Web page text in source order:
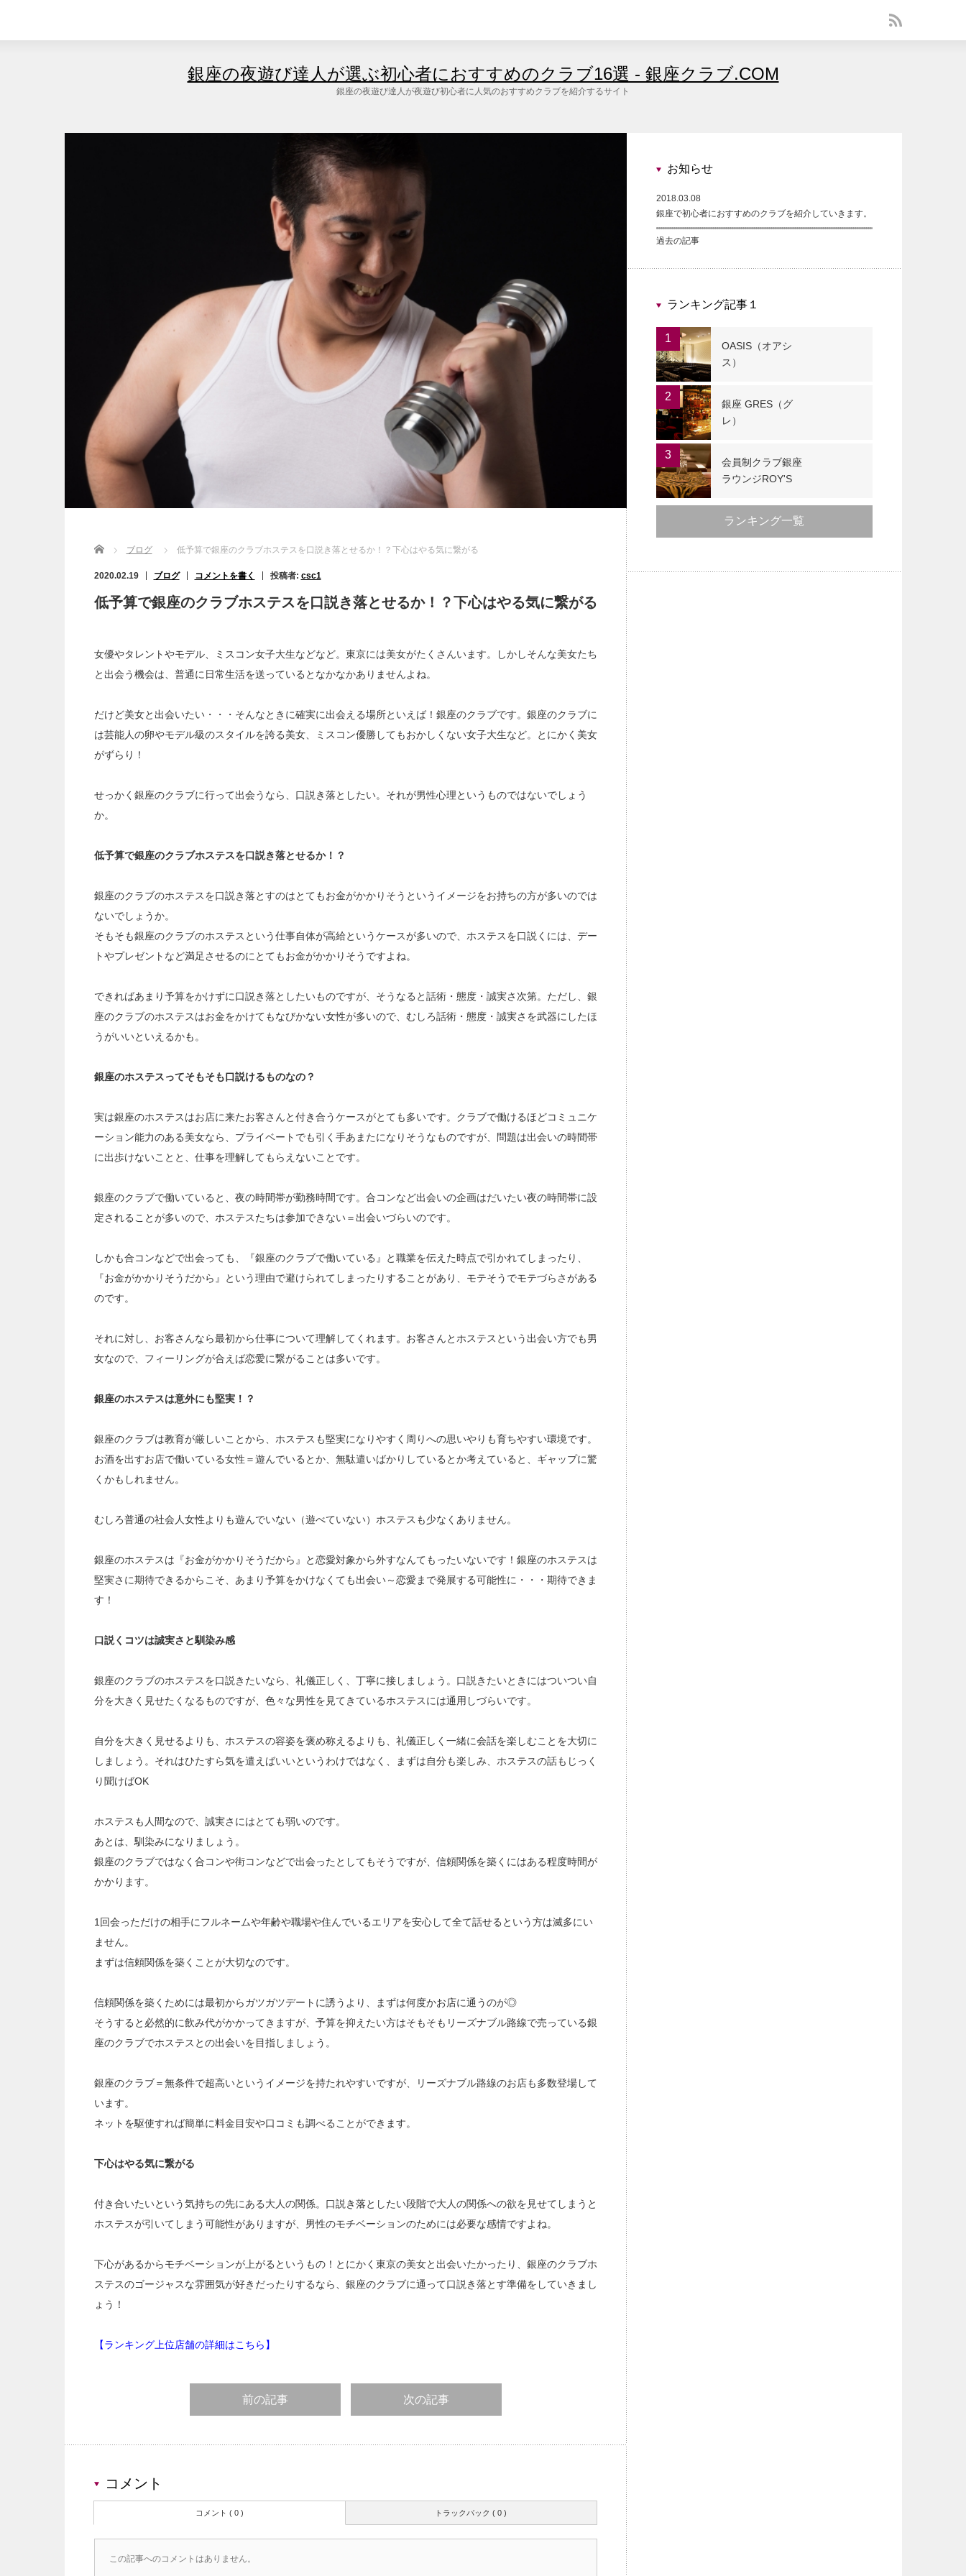
銀座の夜遊び達人が選ぶ初心者におすすめのクラブ16選 - 銀座クラブ.COM
銀座の夜遊び達人が夜遊び初心者に人気のおすすめクラブを紹介するサイト
Home ブログ 低予算で銀座のクラブホステスを口説き落とせるか！？下心はやる気に繋がる
2020.02.19 ブログ コメントを書く 投稿者: csc1
低予算で銀座のクラブホステスを口説き落とせるか！？下心はやる気に繋がる
女優やタレントやモデル、ミスコン女子大生などなど。東京には美女がたくさんいます。しかしそんな美女たち
と出会う機会は、普通に日常生活を送っているとなかなかありませんよね。
だけど美女と出会いたい・・・そんなときに確実に出会える場所といえば！銀座のクラブです。銀座のクラブに
は芸能人の卵やモデル級のスタイルを誇る美女、ミスコン優勝してもおかしくない女子大生など。とにかく美女
がずらり！
せっかく銀座のクラブに行って出会うなら、口説き落としたい。それが男性心理というものではないでしょう
か。
低予算で銀座のクラブホステスを口説き落とせるか！？
銀座のクラブのホステスを口説き落とすのはとてもお金がかかりそうというイメージをお持ちの方が多いのでは
ないでしょうか。
そもそも銀座のクラブのホステスという仕事自体が高給というケースが多いので、ホステスを口説くには、デー
トやプレゼントなど満足させるのにとてもお金がかかりそうですよね。
できればあまり予算をかけずに口説き落としたいものですが、そうなると話術・態度・誠実さ次第。ただし、銀
座のクラブのホステスはお金をかけてもなびかない女性が多いので、むしろ話術・態度・誠実さを武器にしたほ
うがいいといえるかも。
銀座のホステスってそもそも口説けるものなの？
実は銀座のホステスはお店に来たお客さんと付き合うケースがとても多いです。クラブで働けるほどコミュニケ
ーション能力のある美女なら、プライベートでも引く手あまたになりそうなものですが、問題は出会いの時間帯
に出歩けないことと、仕事を理解してもらえないことです。
銀座のクラブで働いていると、夜の時間帯が勤務時間です。合コンなど出会いの企画はだいたい夜の時間帯に設
定されることが多いので、ホステスたちは参加できない＝出会いづらいのです。
しかも合コンなどで出会っても、『銀座のクラブで働いている』と職業を伝えた時点で引かれてしまったり、
『お金がかかりそうだから』という理由で避けられてしまったりすることがあり、モテそうでモテづらさがある
のです。
それに対し、お客さんなら最初から仕事について理解してくれます。お客さんとホステスという出会い方でも男
女なので、フィーリングが合えば恋愛に繋がることは多いです。
銀座のホステスは意外にも堅実！？
銀座のクラブは教育が厳しいことから、ホステスも堅実になりやすく周りへの思いやりも育ちやすい環境です。
お酒を出すお店で働いている女性＝遊んでいるとか、無駄遣いばかりしているとか考えていると、ギャップに驚
くかもしれません。
むしろ普通の社会人女性よりも遊んでいない（遊べていない）ホステスも少なくありません。
銀座のホステスは『お金がかかりそうだから』と恋愛対象から外すなんてもったいないです！銀座のホステスは
堅実さに期待できるからこそ、あまり予算をかけなくても出会い～恋愛まで発展する可能性に・・・期待できま
す！
口説くコツは誠実さと馴染み感
銀座のクラブのホステスを口説きたいなら、礼儀正しく、丁寧に接しましょう。口説きたいときにはついつい自
分を大きく見せたくなるものですが、色々な男性を見てきているホステスには通用しづらいです。
自分を大きく見せるよりも、ホステスの容姿を褒め称えるよりも、礼儀正しく一緒に会話を楽しむことを大切に
しましょう。それはひたすら気を遣えばいいというわけではなく、まずは自分も楽しみ、ホステスの話もじっく
り聞けばOK
ホステスも人間なので、誠実さにはとても弱いのです。
あとは、馴染みになりましょう。
銀座のクラブではなく合コンや街コンなどで出会ったとしてもそうですが、信頼関係を築くにはある程度時間が
かかります。
1回会っただけの相手にフルネームや年齢や職場や住んでいるエリアを安心して全て話せるという方は滅多にい
ません。
まずは信頼関係を築くことが大切なのです。
信頼関係を築くためには最初からガツガツデートに誘うより、まずは何度かお店に通うのが◎
そうすると必然的に飲み代がかかってきますが、予算を抑えたい方はそもそもリーズナブル路線で売っている銀
座のクラブでホステスとの出会いを目指しましょう。
銀座のクラブ＝無条件で超高いというイメージを持たれやすいですが、リーズナブル路線のお店も多数登場して
います。
ネットを駆使すれば簡単に料金目安や口コミも調べることができます。
下心はやる気に繋がる
付き合いたいという気持ちの先にある大人の関係。口説き落としたい段階で大人の関係への欲を見せてしまうと
ホステスが引いてしまう可能性がありますが、男性のモチベーションのためには必要な感情ですよね。
下心があるからモチベーションが上がるというもの！とにかく東京の美女と出会いたかったり、銀座のクラブホ
ステスのゴージャスな雰囲気が好きだったりするなら、銀座のクラブに通って口説き落とす準備をしていきまし
ょう！
【ランキング上位店舗の詳細はこちら】
前の記事 次の記事
コメント
トラックバック ( 0 )
コメント ( 0 )
この記事へのコメントはありません。
お知らせ
2018.03.08
銀座で初心者におすすめのクラブを紹介していきます。
過去の記事
ランキング記事１
1
OASIS（オアシ
ス）
2
銀座 GRES（グ
レ）
3
会員制クラブ銀座
ラウンジROY'S
ランキング一覧